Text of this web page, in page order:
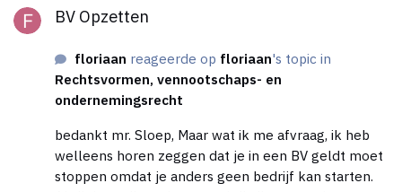
BV Opzetten
floriaan reageerde op floriaan's topic in
Rechtsvormen, vennootschaps- en
ondernemingsrecht
bedankt mr. Sloep, Maar wat ik me afvraag, ik heb
welleens horen zeggen dat je in een BV geldt moet
stoppen omdat je anders geen bedrijf kan starten.